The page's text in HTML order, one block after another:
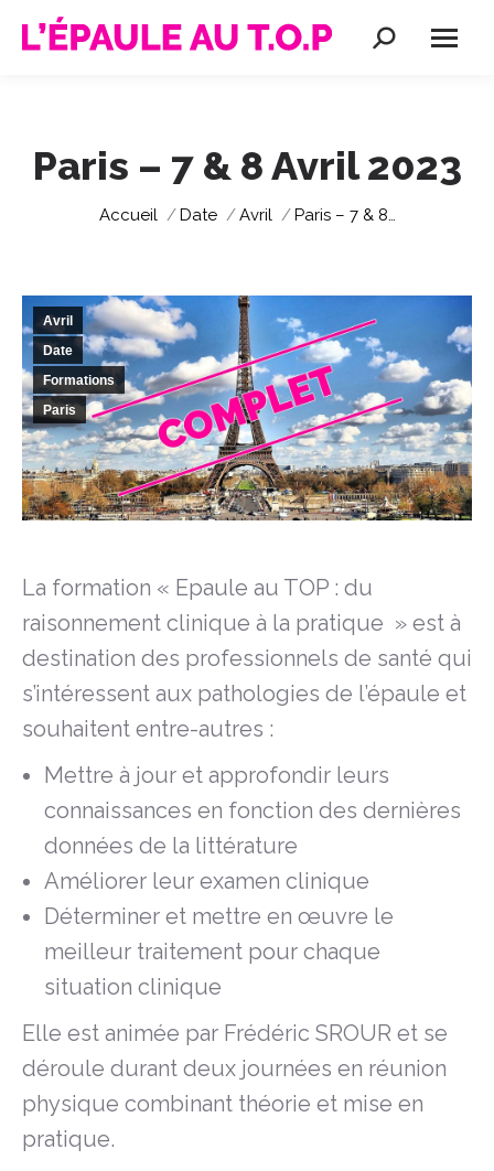
Recherche
Paris – 7 & 8 Avril 2023
Vous êtes ici :
Accueil Date Avril Paris – 7 & 8…
Avril
Date
Formations
Paris
La formation « Epaule au TOP : du
raisonnement clinique à la pratique » est à
destination des professionnels de santé qui
s’intéressent aux pathologies de l’épaule et
souhaitent entre-autres :
Mettre à jour et approfondir leurs
connaissances en fonction des dernières
données de la littérature
Améliorer leur examen clinique
Déterminer et mettre en œuvre le
meilleur traitement pour chaque
situation clinique
Elle est animée par Frédéric SROUR et se
déroule durant deux journées en réunion
physique combinant théorie et mise en
pratique.